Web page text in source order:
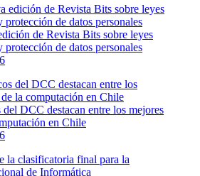
de Revista Bits sobre leyes
protección de datos personales
DCC destacan entre los mejores
en Chile